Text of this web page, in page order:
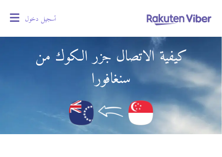
تسجيل دخول
كيفية الاتصال جزر الكوك من
سنغافورا